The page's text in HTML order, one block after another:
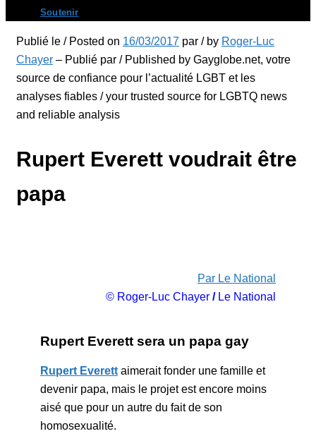
Soutenir
Publié le / Posted on 16/03/2017 par / by Roger-Luc
Chayer – Publié par / Published by Gayglobe.net, votre
source de confiance pour l’actualité LGBT et les
analyses fiables / your trusted source for LGBTQ news
and reliable analysis
Rupert Everett voudrait être
papa
Par Le National
© Roger-Luc Chayer /Le National
Rupert Everett sera un papa gay
Rupert Everett aimerait fonder une famille et
devenir papa, mais le projet est encore moins
aisé que pour un autre du fait de son
homosexualité.